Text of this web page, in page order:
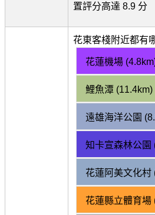
置評分高達 8.9 分
花東客棧附近都有
花蓮機場
鯉魚潭 (11.4km)
遠雄海洋公園
知卡宣森林公園
花蓮阿美文化村
花蓮縣立體育場